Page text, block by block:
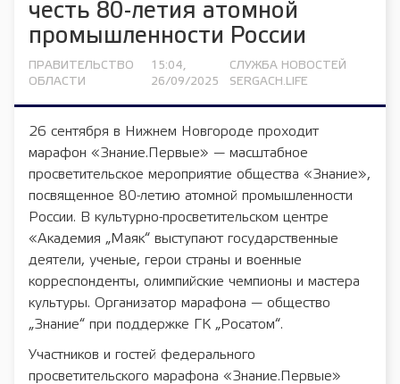
честь 80-летия атомной
промышленности России
ПРАВИТЕЛЬСТВО
ОБЛАСТИ
15:04,
26/09/2025
СЛУЖБА НОВОСТЕЙ
SERGACH.LIFE
26 сентября в Нижнем Новгороде проходит
марафон «Знание.Первые» — масштабное
просветительское мероприятие общества «Знание»,
посвященное 80-летию атомной промышленности
России. В культурно-просветительском центре
«Академия „Маяк“ выступают государственные
деятели, ученые, герои страны и военные
корреспонденты, олимпийские чемпионы и мастера
культуры. Организатор марафона — общество
„Знание“ при поддержке ГК „Росатом“.
Участников и гостей федерального
просветительского марафона «Знание.Первые»